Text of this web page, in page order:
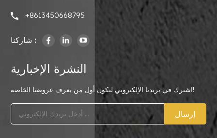
+8613450668795
شاركنا :
النشرة الإخبارية
اشترك في بريدنا الإلكتروني لتكون أول من يعرف عروضنا الخاصة!
إرسال